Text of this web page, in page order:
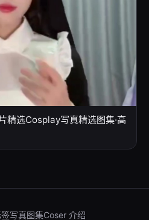
精选Cosplay写真精选图集·高
写真图集Coser 介绍